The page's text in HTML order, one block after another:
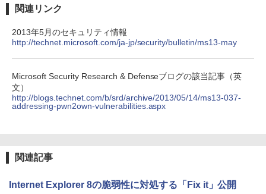
関連リンク
2013年5月のセキュリティ情報
http://technet.microsoft.com/ja-jp/security/bulletin/ms13-may
Microsoft Security Research & Defenseブログの該当記事（英
文）
http://blogs.technet.com/b/srd/archive/2013/05/14/ms13-037-
addressing-pwn2own-vulnerabilities.aspx
関連記事
Internet Explorer 8の脆弱性に対処する「Fix it」公開